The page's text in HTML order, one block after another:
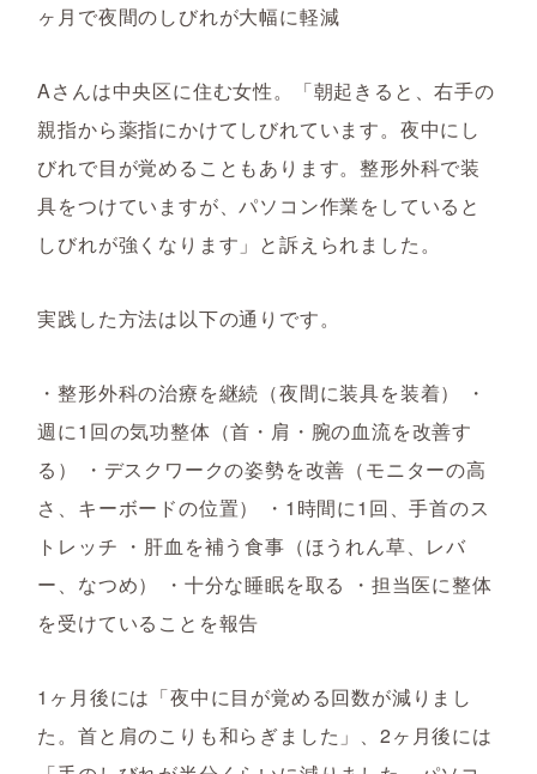
ヶ月で夜間のしびれが大幅に軽減
Aさんは中央区に住む女性。「朝起きると、右手の
親指から薬指にかけてしびれています。夜中にし
びれで目が覚めることもあります。整形外科で装
具をつけていますが、パソコン作業をしていると
しびれが強くなります」と訴えられました。
実践した方法は以下の通りです。
・整形外科の治療を継続（夜間に装具を装着） ・
週に1回の気功整体（首・肩・腕の血流を改善す
る） ・デスクワークの姿勢を改善（モニターの高
さ、キーボードの位置） ・1時間に1回、手首のス
トレッチ ・肝血を補う食事（ほうれん草、レバ
ー、なつめ） ・十分な睡眠を取る ・担当医に整体
を受けていることを報告
1ヶ月後には「夜中に目が覚める回数が減りまし
た。首と肩のこりも和らぎました」、2ヶ月後には